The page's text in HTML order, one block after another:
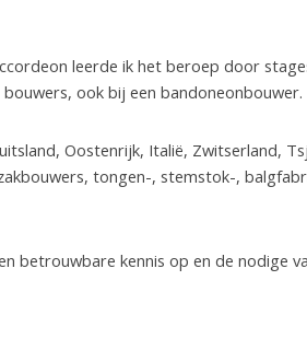
leerde ik het beroep door
ook bij een bandoneonbouwer.
Oostenrijk, Italië, Zwitserland,
tongen-, stemstok-,
betrouwbare kennis op en de nodige